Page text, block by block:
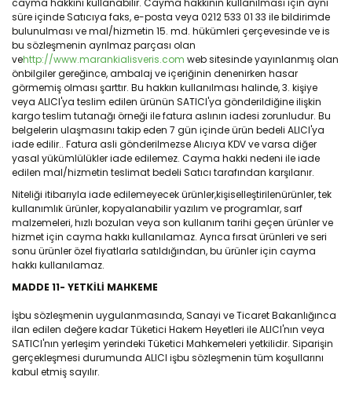
cayma hakkini kullanabilir. Cayma hakkinin kullanılması için ayni
süre içinde Satıcıya faks, e-posta veya 0212 533 01 33 ile bildirimde
bulunulması ve mal/hizmetin 15. md. hükümleri çerçevesinde ve is
bu sözleşmenin ayrılmaz parçası olan
vehttp://www.marankialisveris.com web sitesinde yayınlanmış olan
önbilgiler gereğince, ambalaj ve içeriğinin denenirken hasar
görmemiş olması şarttır. Bu hakkın kullanılması halinde, 3. kişiye
veya ALICI'ya teslim edilen ürünün SATICI'ya gönderildiğine ilişkin
kargo teslim tutanağı örneği ile fatura aslının iadesi zorunludur. Bu
belgelerin ulaşmasını takip eden 7 gün içinde ürün bedeli ALICI'ya
iade edilir.. Fatura asli gönderilmezse Alıcıya KDV ve varsa diğer
yasal yükümlülükler iade edilemez. Cayma hakki nedeni ile iade
edilen mal/hizmetin teslimat bedeli Satıcı tarafından karşılanır.
Niteliği itibarıyla iade edilemeyecek ürünler,kişiselleştirilenürünler, tek
kullanımlık ürünler, kopyalanabilir yazılım ve programlar, sarf
malzemeleri, hızlı bozulan veya son kullanım tarihi geçen ürünler ve
hizmet için cayma hakkı kullanılamaz. Ayrıca fırsat ürünleri ve seri
sonu ürünler özel fiyatlarla satıldığından, bu ürünler için cayma
hakkı kullanılamaz.
MADDE 11- YETKİLİ MAHKEME
İşbu sözleşmenin uygulanmasında, Sanayi ve Ticaret Bakanlığınca
ilan edilen değere kadar Tüketici Hakem Heyetleri ile ALICI'nın veya
SATICI'nın yerleşim yerindeki Tüketici Mahkemeleri yetkilidir. Siparişin
gerçekleşmesi durumunda ALICI işbu sözleşmenin tüm koşullarını
kabul etmiş sayılır.